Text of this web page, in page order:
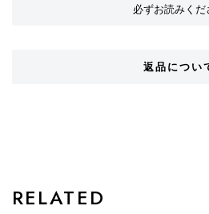
必ずお読みくだ
返品につい
RELATED